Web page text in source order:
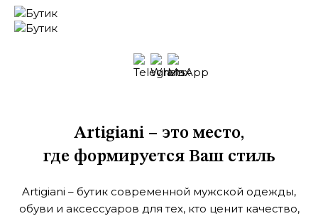
Artigiani – это место,
где формируется Ваш стиль
Artigiani – бутик современной мужской одежды,
обуви и аксессуаров для тех, кто ценит качество,